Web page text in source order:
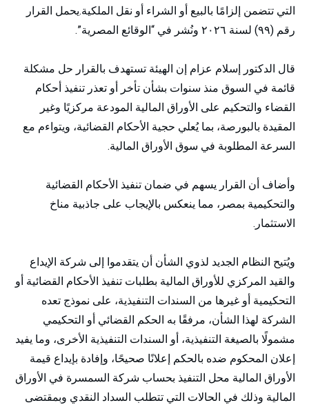
التي تتضمن إلزامًا بالبيع أو الشراء أو نقل الملكية.يحمل القرار
رقم (٩٩) لسنة ٢٠٢٦ ونُشر في “الوقائع المصرية”.
قال الدكتور إسلام عزام إن الهيئة تستهدف بالقرار حل مشكلة
قائمة في السوق منذ سنوات بشأن تأخر أو تعذر تنفيذ أحكام
القضاء والتحكيم على الأوراق المالية المودعة مركزيًا وغير
المقيدة بالبورصة، بما يُعلي حجية الأحكام القضائية، ويتواءم مع
السرعة المطلوبة في سوق الأوراق المالية.
وأضاف أن القرار يسهم في ضمان تنفيذ الأحكام القضائية
والتحكيمية بمصر، مما ينعكس بالإيجاب على جاذبية مناخ
الاستثمار.
ويُتيح النظام الجديد لذوي الشأن أن يتقدموا إلى شركة الإيداع
والقيد المركزي للأوراق المالية بطلبات تنفيذ الأحكام القضائية أو
التحكيمية أو غيرها من السندات التنفيذية، على نموذج تعده
الشركة لهذا الشأن، مرفقًا به الحكم القضائي أو التحكيمي
مشمولًا بالصيغة التنفيذية، أو السندات التنفيذية الأخرى، وما يفيد
إعلان المحكوم ضده بالحكم إعلانًا صحيحًا، وإفادة بإيداع قيمة
الأوراق المالية محل التنفيذ بحساب شركة السمسرة في الأوراق
المالية وذلك في الحالات التي تتطلب السداد النقدي وبمقتضى